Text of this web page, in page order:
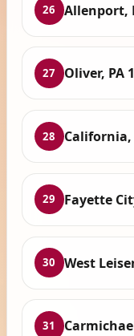
26 Allenport,
27 Oliver, PA
28 California,
29 Fayette
30 West
31